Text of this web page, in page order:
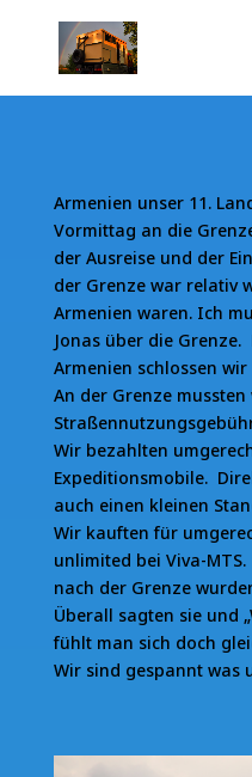
Armenien unser 11.
Vormittag an die
der Ausreise und der
der Grenze war relativ
Armenien waren. Ich
Jonas über die
Armenien schlossen
An der Grenze
Wir bezahlten
Expeditionsmobile.
auch einen kleinen
Wir kauften für
unlimited bei Viva-
nach der Grenze
Überall sagten sie und
fühlt man sich doch
Wir sind gespannt was